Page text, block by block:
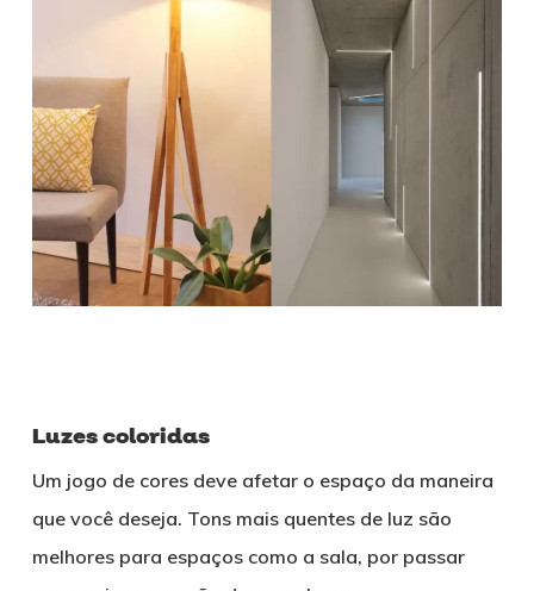
Luzes coloridas
Um jogo de cores deve afetar o espaço da maneira
que você deseja. Tons mais quentes de luz são
melhores para espaços como a sala, por passar